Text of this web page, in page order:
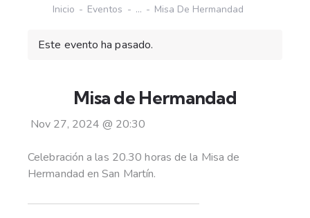
Inicio Eventos ... Misa De Hermandad
Este evento ha pasado.
Misa de Hermandad
Nov 27, 2024 @ 20:30
Celebración a las 20.30 horas de la Misa de
Hermandad en San Martín.